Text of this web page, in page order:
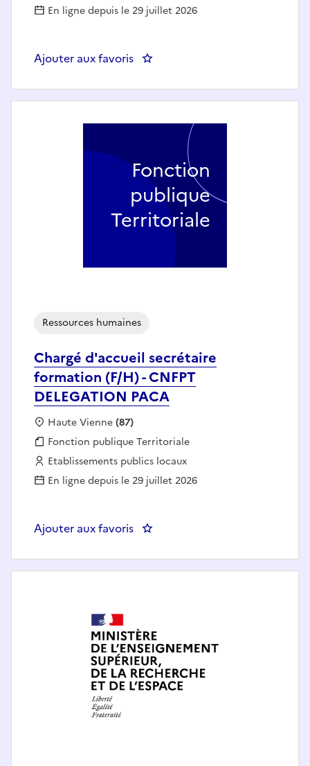
En ligne depuis le 29 juillet 2026
Ajouter aux favoris : Adjoint administratif
Chargé d'accueil secrétaire
formation (F/H) - CNFPT
DELEGATION PACA
Ressources humaines
Localisation :
Haute Vienne(87)
Fonction publique :
Fonction publique Territoriale
Employeur :
Etablissements publics locaux
En ligne depuis le 29 juillet 2026
Ajouter aux favoris : Chargé d'accueil secrétaire
Fonction
publique
Territoriale